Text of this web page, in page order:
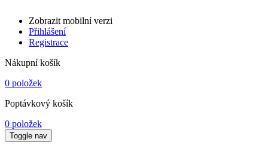
Zobrazit mobilní verzi
Přihlášení
Registrace
Nákupní košík
0 položek
Poptávkový košík
0 položek
Toggle nav